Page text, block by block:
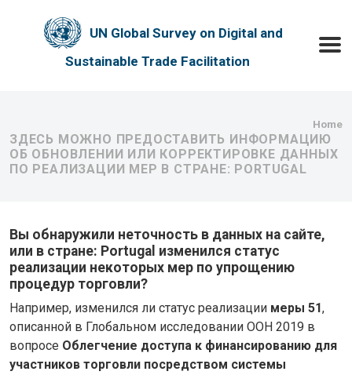
UN Global Survey on Digital and
Sustainable Trade Facilitation
Home
ЗДЕСЬ МОЖНО ПРЕДОСТАВИТЬ ИНФОРМАЦИЮ
ОБ ОБНОВЛЕНИИ ИЛИ КОРРЕКТИРОВКЕ ДАННЫХ
ПО РЕАЛИЗАЦИИ МЕР В СТРАНЕ: PORTUGAL
Вы обнаружили неточность в данных на сайте,
или в стране: Portugal изменился статус
реализации некоторых мер по упрощению
процедур торговли?
Например, изменился ли статус реализации меры 51,
описанной в Глобальном исследовании ООН 2019 в
вопросе Облегчение доступа к финансированию для
участников торговли посредством системы